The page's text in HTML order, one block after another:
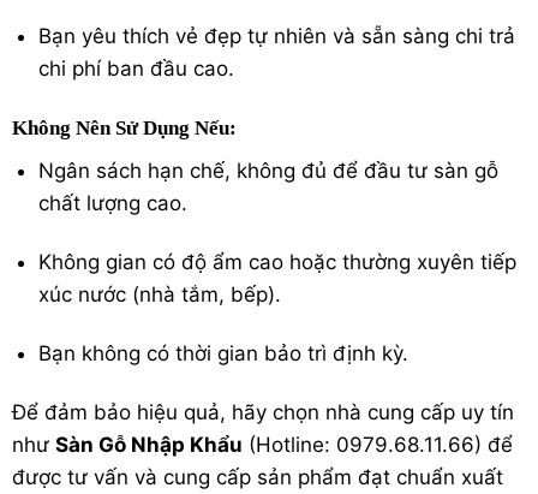
Bạn yêu thích vẻ đẹp tự nhiên và sẵn sàng chi trả
chi phí ban đầu cao.
Không Nên Sử Dụng Nếu:
Ngân sách hạn chế, không đủ để đầu tư sàn gỗ
chất lượng cao.
Không gian có độ ẩm cao hoặc thường xuyên tiếp
xúc nước (nhà tắm, bếp).
Bạn không có thời gian bảo trì định kỳ.
Để đảm bảo hiệu quả, hãy chọn nhà cung cấp uy tín
như Sàn Gỗ Nhập Khẩu (Hotline: 0979.68.11.66) để
được tư vấn và cung cấp sản phẩm đạt chuẩn xuất